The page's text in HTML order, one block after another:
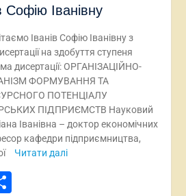
Софію Іванівну
Іванів Софію Іванівну з
на здобуття ступеня
дисертації: ОРГАНІЗАЦІЙНО-
ФОРМУВАННЯ ТА
ПОТЕНЦІАЛУ
ПІДПРИЄМСТВ Науковий
Іванівна – доктор економічних
кафедри підприємництва,
Читати далі
Поділитися